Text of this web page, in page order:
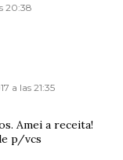
20:38
a las 21:35
Amei a receita!
p/vcs